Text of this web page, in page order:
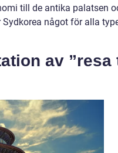
till de antika palatsen
något för alla
av ”resa